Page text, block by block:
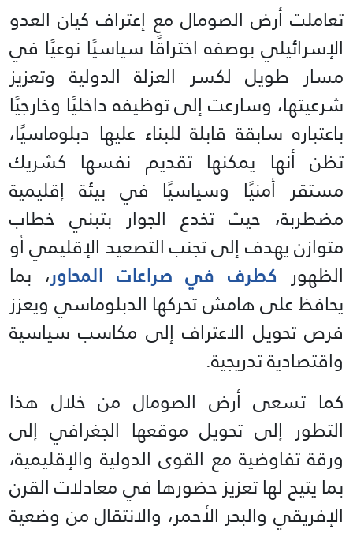
تعاملت أرض الصومال مع إعتراف كيان العدو
الإسرائيلي بوصفه اختراقًا سياسيًا نوعيًا في
مسار طويل لكسر العزلة الدولية وتعزيز
شرعيتها، وسارعت إلى توظيفه داخليًا وخارجيًا
باعتباره سابقة قابلة للبناء عليها دبلوماسيًا،
تظن أنها يمكنها تقديم نفسها كشريك
مستقر أمنيًا وسياسيًا في بيئة إقليمية
مضطربة، حيث تخدع الجوار بتبني خطاب
متوازن يهدف إلى تجنب التصعيد الإقليمي أو
الظهور كطرف في صراعات المحاور، بما
يحافظ على هامش تحركها الدبلوماسي ويعزز
فرص تحويل الاعتراف إلى مكاسب سياسية
واقتصادية تدريجية.
كما تسعى أرض الصومال من خلال هذا
التطور إلى تحويل موقعها الجغرافي إلى
ورقة تفاوضية مع القوى الدولية والإقليمية،
بما يتيح لها تعزيز حضورها في معادلات القرن
الإفريقي والبحر الأحمر، والانتقال من وضعية